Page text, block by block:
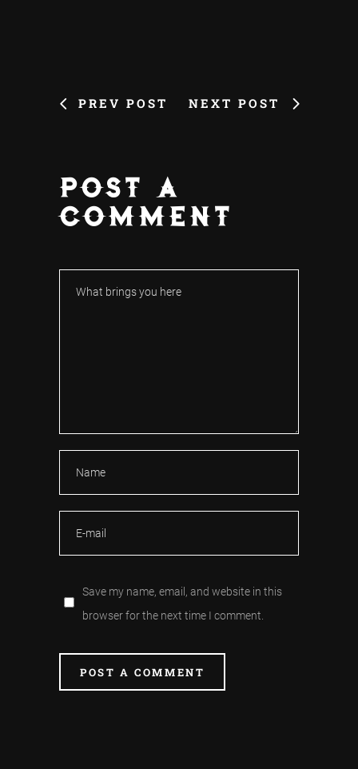
PREV POST NEXT POST
POST A
COMMENT
Save my name, email, and website in this
browser for the next time I comment.
POST A COMMENT